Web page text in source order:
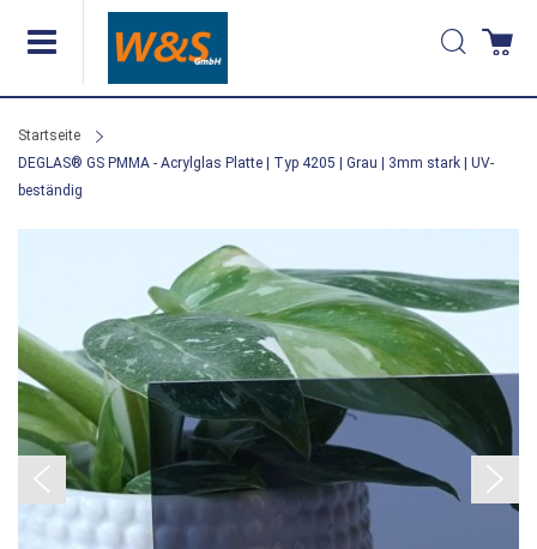
Inhalt
Suche
Startseite
DEGLAS® GS PMMA - Acrylglas Platte | Typ 4205 | Grau | 3mm stark | UV-
beständig
der
Bildergalerie
springen